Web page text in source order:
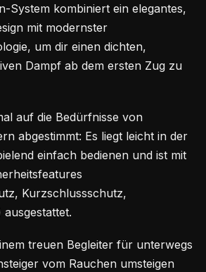
System kombiniert ein elegantes,
mit modernster
um dir einen dichten,
Dampf ab dem ersten Zug zu
auf die Bedürfnisse von
abgestimmt: Es liegt leicht in der
einfach bedienen und ist mit
Kurzschlussschutz,
treuen Begleiter für unterwegs
vom Rauchen umsteigen